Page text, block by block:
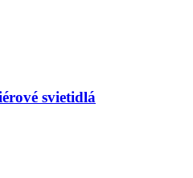
svietidlá